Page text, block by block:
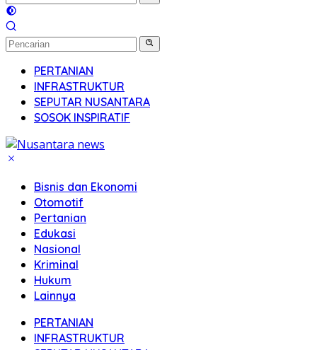
PERTANIAN
INFRASTRUKTUR
SEPUTAR NUSANTARA
SOSOK INSPIRATIF
Bisnis dan Ekonomi
Otomotif
Pertanian
Edukasi
Nasional
Kriminal
Hukum
Lainnya
PERTANIAN
INFRASTRUKTUR